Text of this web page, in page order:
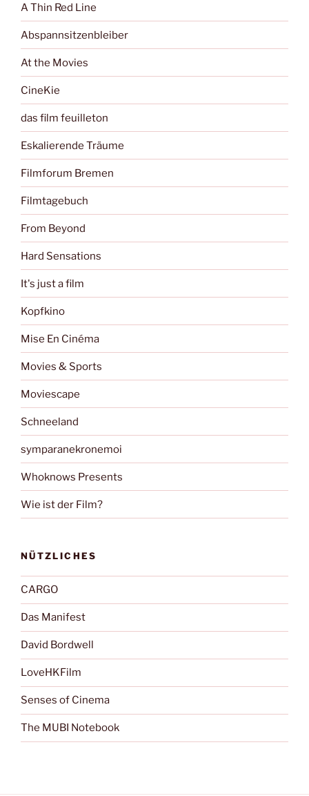
A Thin Red Line
Abspannsitzenbleiber
At the Movies
CineKie
das film feuilleton
Eskalierende Träume
Filmforum Bremen
Filmtagebuch
From Beyond
Hard Sensations
It's just a film
Kopfkino
Mise En Cinéma
Movies & Sports
Moviescape
Schneeland
symparanekronemoi
Whoknows Presents
Wie ist der Film?
NÜTZLICHES
CARGO
Das Manifest
David Bordwell
LoveHKFilm
Senses of Cinema
The MUBI Notebook